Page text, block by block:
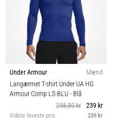
Under Armour
Mænd
Langærmet T-shirt Under UA HG
Armour Comp LS-BLU - Blå
298,80 kr
239 kr
Sidste laveste pris 239 kr